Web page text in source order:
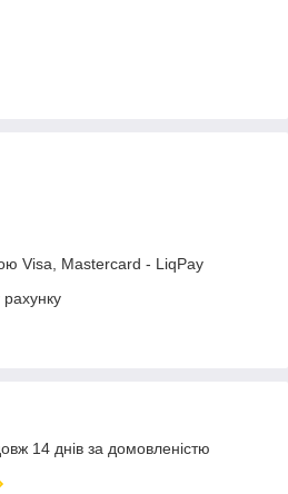
Visa, Mastercard - LiqPay
14 днів за домовленістю